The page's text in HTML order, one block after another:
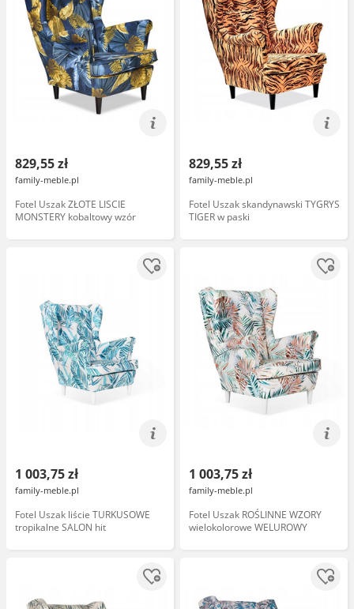
829,55 zł
family-meble.pl
Fotel Uszak ZŁOTE LISCIE
MONSTERY kobaltowy wzór
829,55 zł
family-meble.pl
Fotel Uszak skandynawski TYGRYS
TIGER w paski
1 003,75 zł
family-meble.pl
Fotel Uszak liście TURKUSOWE
tropikalne SALON hit
1 003,75 zł
family-meble.pl
Fotel Uszak ROŚLINNE WZORY
wielokolorowe WELUROWY